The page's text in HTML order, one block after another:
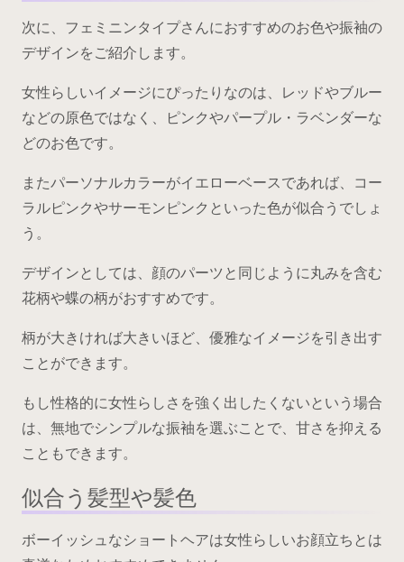
次に、フェミニンタイプさんにおすすめのお色や振袖の
デザインをご紹介します。
女性らしいイメージにぴったりなのは、レッドやブルー
などの原色ではなく、ピンクやパープル・ラベンダーな
どのお色です。
またパーソナルカラーがイエローベースであれば、コー
ラルピンクやサーモンピンクといった色が似合うでしょ
う。
デザインとしては、顔のパーツと同じように丸みを含む
花柄や蝶の柄がおすすめです。
柄が大きければ大きいほど、優雅なイメージを引き出す
ことができます。
もし性格的に女性らしさを強く出したくないという場合
は、無地でシンプルな振袖を選ぶことで、甘さを抑える
こともできます。
似合う髪型や髪色
ボーイッシュなショートヘアは女性らしいお顔立ちとは